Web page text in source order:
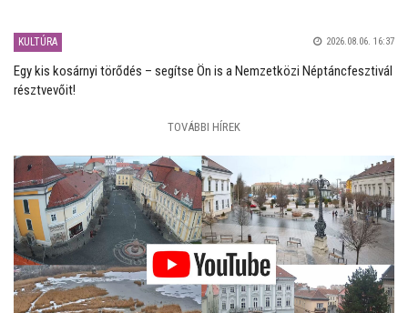
KULTÚRA 2026.08.06. 16:37
Egy kis kosárnyi törődés – segítse Ön is a Nemzetközi Néptáncfesztivál
résztvevőit!
TOVÁBBI HÍREK